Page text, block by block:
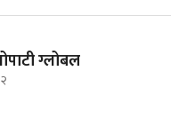
ग्लोबल